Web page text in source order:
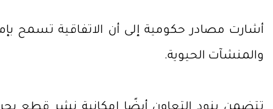
والمنشآت الحيوية.